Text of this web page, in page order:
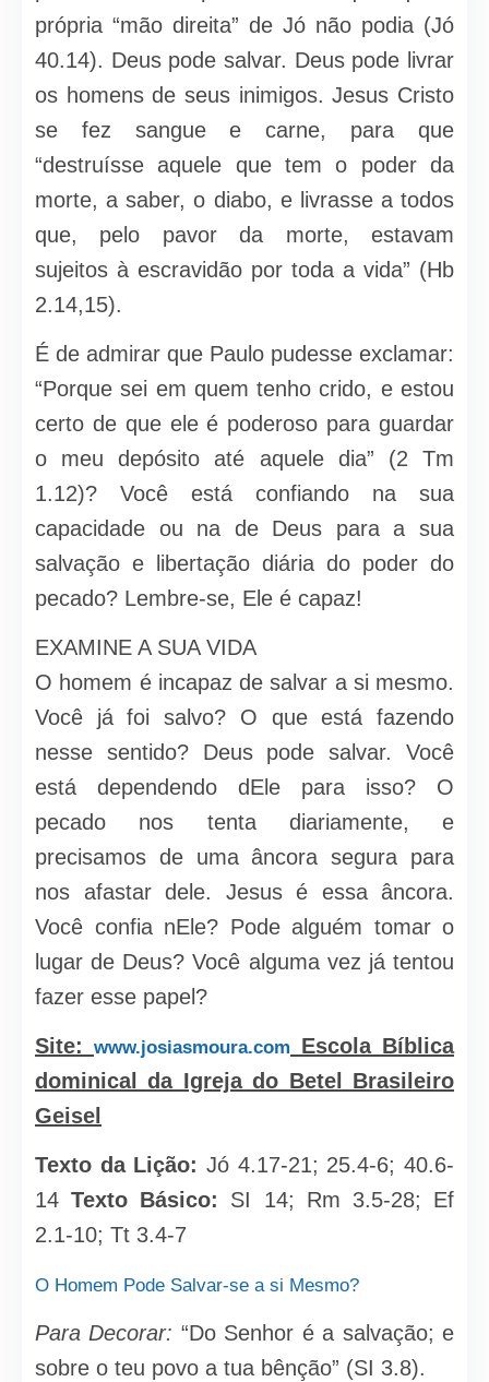
própria “mão direita” de Jó não podia (Jó
40.14). Deus pode salvar. Deus pode livrar
os homens de seus inimigos. Jesus Cristo
se fez sangue e carne, para que
“destruísse aquele que tem o poder da
morte, a saber, o diabo, e livrasse a todos
que, pelo pavor da morte, estavam
sujeitos à escravidão por toda a vida” (Hb
2.14,15).
É de admirar que Paulo pudesse exclamar:
“Porque sei em quem tenho crido, e estou
certo de que ele é poderoso para guardar
o meu depósito até aquele dia” (2 Tm
1.12)? Você está confiando na sua
capacidade ou na de Deus para a sua
salvação e libertação diária do poder do
pecado? Lembre-se, Ele é capaz!
EXAMINE A SUA VIDA
O homem é incapaz de salvar a si mesmo.
Você já foi salvo? O que está fazendo
nesse sentido? Deus pode salvar. Você
está dependendo dEle para isso? O
pecado nos tenta diariamente, e
precisamos de uma âncora segura para
nos afastar dele. Jesus é essa âncora.
Você confia nEle? Pode alguém tomar o
lugar de Deus? Você alguma vez já tentou
fazer esse papel?
Site: www.josiasmoura.com
Escola Bíblica
dominical da Igreja do Betel Brasileiro
Geisel
Texto da Lição: Jó 4.17-21; 25.4-6; 40.6-
14Texto Básico: SI 14; Rm 3.5-28; Ef
2.1-10; Tt 3.4-7
O Homem Pode Salvar-se a si Mesmo?
Para Decorar: “Do Senhor é a salvação; e
sobre o teu povo a tua bênção” (SI 3.8).